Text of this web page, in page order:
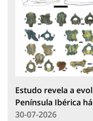
Estudo revela a
Península Ibérica
30-07-2026